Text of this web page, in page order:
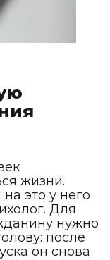
жизни.
это у него
Для
нужно
после
он снова